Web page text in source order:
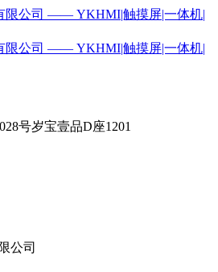
号岁宝壹品D座1201
公司